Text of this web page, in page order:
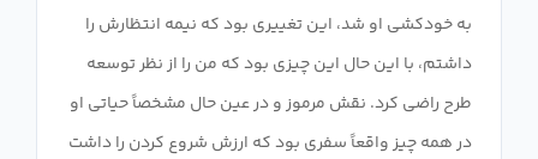
به خودکشی او شد، این تغییری بود که نیمه انتظارش را
داشتم، با این حال این چیزی بود که من را از نظر توسعه
طرح راضی کرد. نقش مرموز و در عین حال مشخصاً حیاتی او
در همه چیز واقعاً سفری بود که ارزش شروع کردن را داشت